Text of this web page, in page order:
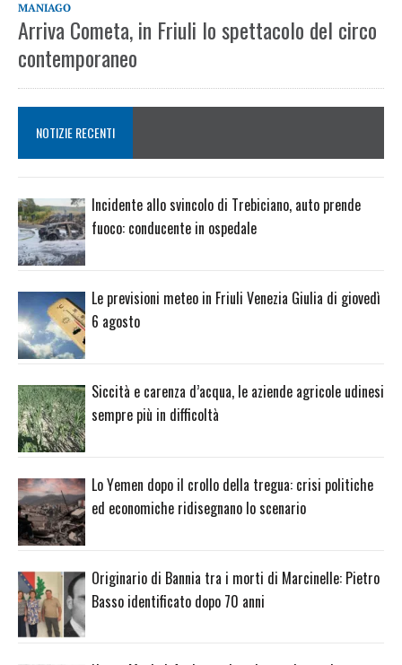
MANIAGO
Arriva Cometa, in Friuli lo spettacolo del circo
contemporaneo
NOTIZIE RECENTI
Incidente allo svincolo di Trebiciano, auto prende
fuoco: conducente in ospedale
Le previsioni meteo in Friuli Venezia Giulia di giovedì
6 agosto
Siccità e carenza d’acqua, le aziende agricole udinesi
sempre più in difficoltà
Lo Yemen dopo il crollo della tregua: crisi politiche
ed economiche ridisegnano lo scenario
Originario di Bannia tra i morti di Marcinelle: Pietro
Basso identificato dopo 70 anni